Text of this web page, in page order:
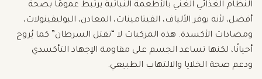
النظام الغذائي الغني بالأطعمة النباتية يرتبط عمومًا بصحة
أفضل، لأنه يوفر الألياف، الفيتامينات، المعادن، البوليفينولات،
ومضادات الأكسدة. هذه المركبات لا “تقتل السرطان” كما يُروج
أحيانًا، لكنها تساعد الجسم على مقاومة الإجهاد التأكسدي
ودعم صحة الخلايا والالتهاب الطبيعي.